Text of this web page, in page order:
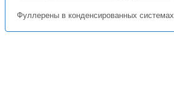
Фуллерены в конденсированных системах